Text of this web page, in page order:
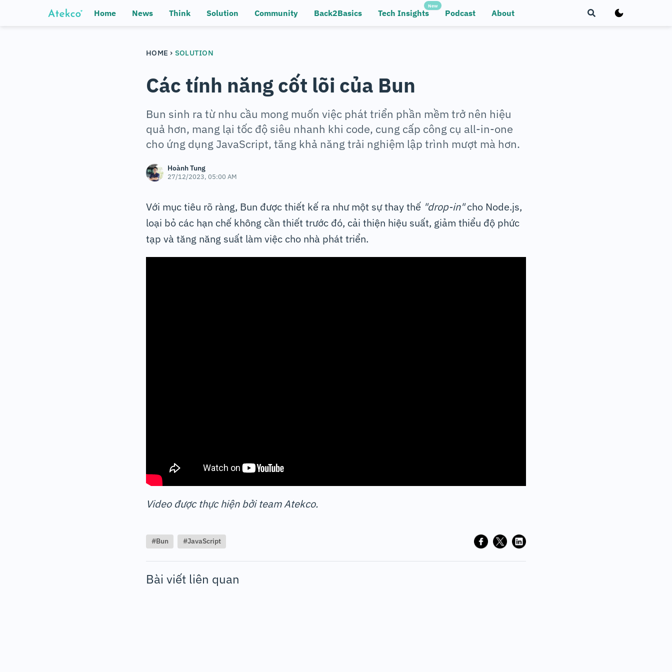
Home News Think Solution Community Back2Basics Tech Insights
New
Podcast About
HOME › SOLUTION
Các tính năng cốt lõi của Bun
Bun sinh ra từ nhu cầu mong muốn việc phát triển phần mềm trở nên hiệu
quả hơn, mang lại tốc độ siêu nhanh khi code, cung cấp công cụ all-in-one
cho ứng dụng JavaScript, tăng khả năng trải nghiệm lập trình mượt mà hơn.
Hoành Tung
27/12/2023, 05:00 AM
Với mục tiêu rõ ràng, Bun được thiết kế ra như một sự thay thế "drop-in"cho Node.js,
loại bỏ các hạn chế không cần thiết trước đó, cải thiện hiệu suất, giảm thiểu độ phức
tạp và tăng năng suất làm việc cho nhà phát triển.
Video được thực hiện bởi team Atekco.
#Bun #JavaScript
Bài viết liên quan